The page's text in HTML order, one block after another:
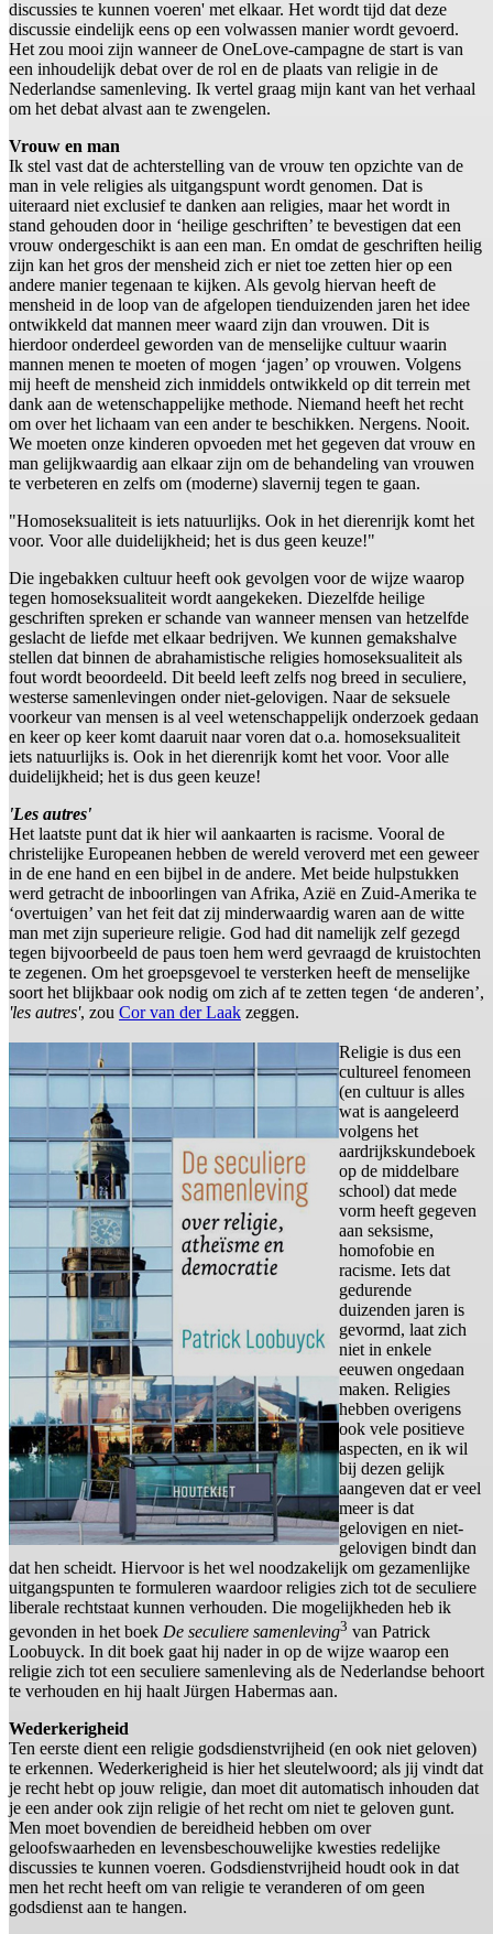
discussies te kunnen voeren' met elkaar. Het wordt tijd dat deze
discussie eindelijk eens op een volwassen manier wordt gevoerd.
Het zou mooi zijn wanneer de OneLove-campagne de start is van
een inhoudelijk debat over de rol en de plaats van religie in de
Nederlandse samenleving. Ik vertel graag mijn kant van het verhaal
om het debat alvast aan te zwengelen.
Vrouw en man
Ik stel vast dat de achterstelling van de vrouw ten opzichte van de
man in vele religies als uitgangspunt wordt genomen. Dat is
uiteraard niet exclusief te danken aan religies, maar het wordt in
stand gehouden door in ‘heilige geschriften’ te bevestigen dat een
vrouw ondergeschikt is aan een man. En omdat de geschriften heilig
zijn kan het gros der mensheid zich er niet toe zetten hier op een
andere manier tegenaan te kijken. Als gevolg hiervan heeft de
mensheid in de loop van de afgelopen tienduizenden jaren het idee
ontwikkeld dat mannen meer waard zijn dan vrouwen. Dit is
hierdoor onderdeel geworden van de menselijke cultuur waarin
mannen menen te moeten of mogen ‘jagen’ op vrouwen. Volgens
mij heeft de mensheid zich inmiddels ontwikkeld op dit terrein met
dank aan de wetenschappelijke methode. Niemand heeft het recht
om over het lichaam van een ander te beschikken. Nergens. Nooit.
We moeten onze kinderen opvoeden met het gegeven dat vrouw en
man gelijkwaardig aan elkaar zijn om de behandeling van vrouwen
te verbeteren en zelfs om (moderne) slavernij tegen te gaan.
"Homoseksualiteit is iets natuurlijks. Ook in het dierenrijk komt het
voor. Voor alle duidelijkheid; het is dus geen keuze!"
Die ingebakken cultuur heeft ook gevolgen voor de wijze waarop
tegen homoseksualiteit wordt aangekeken. Diezelfde heilige
geschriften spreken er schande van wanneer mensen van hetzelfde
geslacht de liefde met elkaar bedrijven. We kunnen gemakshalve
stellen dat binnen de abrahamistische religies homoseksualiteit als
fout wordt beoordeeld. Dit beeld leeft zelfs nog breed in seculiere,
westerse samenlevingen onder niet-gelovigen. Naar de seksuele
voorkeur van mensen is al veel wetenschappelijk onderzoek gedaan
en keer op keer komt daaruit naar voren dat o.a. homoseksualiteit
iets natuurlijks is. Ook in het dierenrijk komt het voor. Voor alle
duidelijkheid; het is dus geen keuze!
'Les autres'
Het laatste punt dat ik hier wil aankaarten is racisme. Vooral de
christelijke Europeanen hebben de wereld veroverd met een geweer
in de ene hand en een bijbel in de andere. Met beide hulpstukken
werd getracht de inboorlingen van Afrika, Azië en Zuid-Amerika te
‘overtuigen’ van het feit dat zij minderwaardig waren aan de witte
man met zijn superieure religie. God had dit namelijk zelf gezegd
tegen bijvoorbeeld de paus toen hem werd gevraagd de kruistochten
te zegenen. Om het groepsgevoel te versterken heeft de menselijke
soort het blijkbaar ook nodig om zich af te zetten tegen ‘de anderen’,
'les autres', zou Cor van der Laak zeggen.
Religie is dus een
cultureel fenomeen
(en cultuur is alles
wat is aangeleerd
volgens het
aardrijkskundeboek
op de middelbare
school) dat mede
vorm heeft gegeven
aan seksisme,
homofobie en
racisme. Iets dat
gedurende
duizenden jaren is
gevormd, laat zich
niet in enkele
eeuwen ongedaan
maken. Religies
hebben overigens
ook vele positieve
aspecten, en ik wil
bij dezen gelijk
aangeven dat er veel
meer is dat
gelovigen en niet-
gelovigen bindt dan
dat hen scheidt. Hiervoor is het wel noodzakelijk om gezamenlijke
uitgangspunten te formuleren waardoor religies zich tot de seculiere
liberale rechtstaat kunnen verhouden. Die mogelijkheden heb ik
gevonden in het boek De seculiere samenleving3 van Patrick
Loobuyck. In dit boek gaat hij nader in op de wijze waarop een
religie zich tot een seculiere samenleving als de Nederlandse behoort
te verhouden en hij haalt Jürgen Habermas aan.
Wederkerigheid
Ten eerste dient een religie godsdienstvrijheid (en ook niet geloven)
te erkennen. Wederkerigheid is hier het sleutelwoord; als jij vindt dat
je recht hebt op jouw religie, dan moet dit automatisch inhouden dat
je een ander ook zijn religie of het recht om niet te geloven gunt.
Men moet bovendien de bereidheid hebben om over
geloofswaarheden en levensbeschouwelijke kwesties redelijke
discussies te kunnen voeren. Godsdienstvrijheid houdt ook in dat
men het recht heeft om van religie te veranderen of om geen
godsdienst aan te hangen.